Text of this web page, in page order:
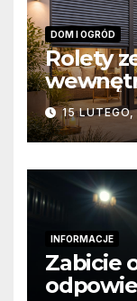
DOM I OGRÓD
Rolety
różnice
15
INFORMACJE
Zabicie